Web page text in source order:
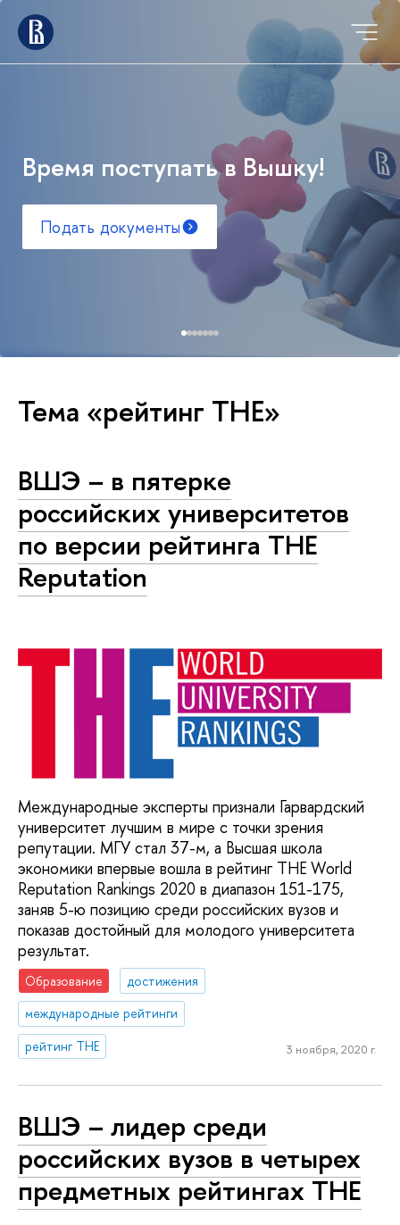
Время поступать в Вышку!
Подать документы
Тема «рейтинг THE»
ВШЭ – в пятерке
российских университетов
по версии рейтинга THE
Reputation
Международные эксперты признали Гарвардский
университет лучшим в мире с точки зрения
репутации. МГУ стал 37-м, а Высшая школа
экономики впервые вошла в рейтинг THE World
Reputation Rankings 2020 в диапазон 151-175,
заняв 5-ю позицию среди российских вузов и
показав достойный для молодого университета
результат.
Образование
достижения
международные рейтинги
рейтинг THE
3 ноября, 2020 г.
ВШЭ – лидер среди
российских вузов в четырех
предметных рейтингах ТНЕ